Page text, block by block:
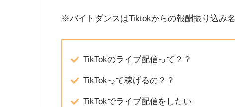
※バイトダンスはTiktokからの報酬振り込み
TikTokのライブ配信って？？
TikTokって稼げるの？？
TikTokでライブ配信をしたい